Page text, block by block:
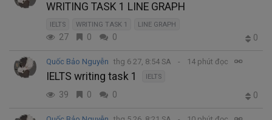
WRITING TASK 1 LINE GRAPH
IELTS WRITING TASK 1 LINE GRAPH
27 0 0 0
Quốc Bảo Nguyễn thg 6 27, 8:54 SA 14 phút đọc
IELTS writing task 1 IELTS
39 0 0 0